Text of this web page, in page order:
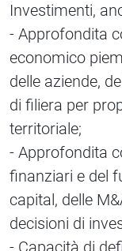
Investimenti,
- Approfondita
economico
delle aziende,
di filiera per
territoriale;
- Approfondita
finanziari e del
capital, delle
decisioni di
- Capacità di